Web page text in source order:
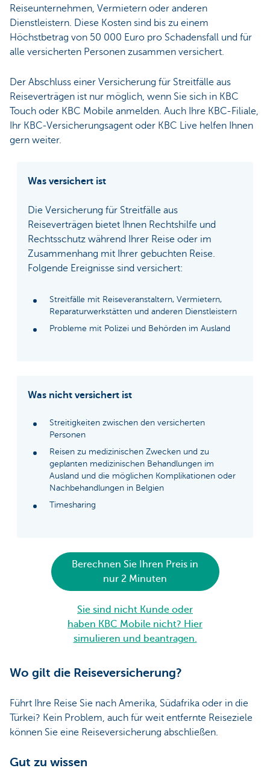
Reiseunternehmen, Vermietern oder anderen
Dienstleistern. Diese Kosten sind bis zu einem
Höchstbetrag von 50 000 Euro pro Schadensfall und für
alle versicherten Personen zusammen versichert.
Der Abschluss einer Versicherung für Streitfälle aus
Reiseverträgen ist nur möglich, wenn Sie sich in KBC
Touch oder KBC Mobile anmelden. Auch Ihre KBC-Filiale,
Ihr KBC-Versicherungsagent oder KBC Live helfen Ihnen
gern weiter.
Was versichert ist
Die Versicherung für Streitfälle aus
Reiseverträgen bietet Ihnen Rechtshilfe und
Rechtsschutz während Ihrer Reise oder im
Zusammenhang mit Ihrer gebuchten Reise.
Folgende Ereignisse sind versichert:
Streitfälle mit Reiseveranstaltern, Vermietern,
Reparaturwerkstätten und anderen Dienstleistern
Probleme mit Polizei und Behörden im Ausland
Was nicht versichert ist
Streitigkeiten zwischen den versicherten
Personen
Reisen zu medizinischen Zwecken und zu
geplanten medizinischen Behandlungen im
Ausland und die möglichen Komplikationen oder
Nachbehandlungen in Belgien
Timesharing
Berechnen Sie Ihren Preis in
nur 2 Minuten
Sie sind nicht Kunde oder
haben KBC Mobile nicht? Hier
simulieren und beantragen.
Wo gilt die Reiseversicherung?
Führt Ihre Reise Sie nach Amerika, Südafrika oder in die
Türkei? Kein Problem, auch für weit entfernte Reiseziele
können Sie eine Reiseversicherung abschließen.
Gut zu wissen